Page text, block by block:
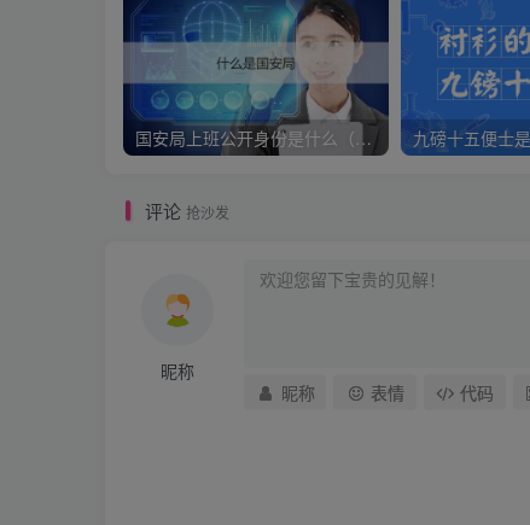
国安局上班公开身份是什么（国安身份对家人保密吗）
评论 抢沙发
昵称
昵称 表情 代码